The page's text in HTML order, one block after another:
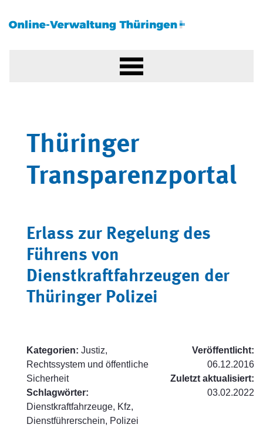
Thüringer
Transparenzportal
Erlass zur Regelung des
Führens von
Dienstkraftfahrzeugen der
Thüringer Polizei
Kategorien: Justiz,
Rechtssystem und öffentliche
Sicherheit
Schlagwörter:
Dienstkraftfahrzeuge, Kfz,
Dienstführerschein, Polizei
Veröffentlicht:
06.12.2016
Zuletzt aktualisiert:
03.02.2022